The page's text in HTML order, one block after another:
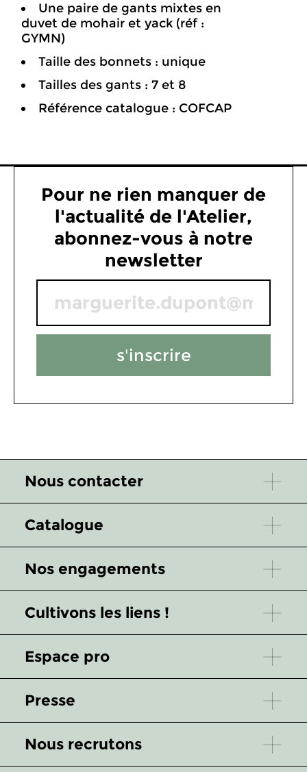
Une paire de gants mixtes en
duvet de mohair et yack (réf :
GYMN)
Taille des bonnets : unique
Tailles des gants : 7 et 8
Référence catalogue : COFCAP
Pour ne rien manquer de
l'actualité de l'Atelier,
abonnez-vous à notre
newsletter
s'inscrire
Nous contacter
Catalogue
Nos engagements
Cultivons les liens !
Espace pro
Presse
Nous recrutons